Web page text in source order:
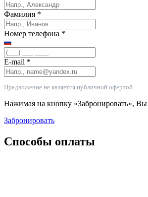
Фамилия *
Номер телефона *
E-mail *
Предложение не является публичной офертой.
Нажимая на кнопку «Забронировать»,
Забронировать
Способы оплаты